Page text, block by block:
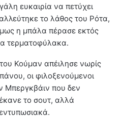
ευκαιρία να πετύχει
το λάθος του Ρότα,
η μπάλα πέρασε εκτός
τερματοφύλακα.
Κούμαν απέιλησε νωρίς
οι φιλοξενούμενοι
Μπεργκβάιν που δεν
το σουτ, αλλά